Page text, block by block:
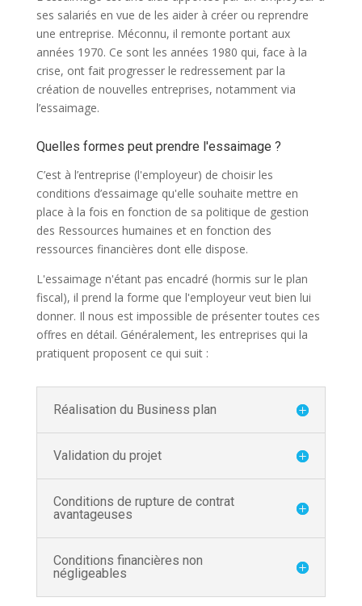
ses salariés en vue de les aider à créer ou reprendre
une entreprise. Méconnu, il remonte portant aux
années 1970. Ce sont les années 1980 qui, face à la
crise, ont fait progresser le redressement par la
création de nouvelles entreprises, notamment via
l’essaimage.
Quelles formes peut prendre l'essaimage ?
C’est à l’entreprise (l'employeur) de choisir les
conditions d’essaimage qu'elle souhaite mettre en
place à la fois en fonction de sa politique de gestion
des Ressources humaines et en fonction des
ressources financières dont elle dispose.
L'essaimage n'étant pas encadré (hormis sur le plan
fiscal), il prend la forme que l'employeur veut bien lui
donner. Il nous est impossible de présenter toutes ces
offres en détail. Généralement, les entreprises qui la
pratiquent proposent ce qui suit :
Réalisation du Business plan
Validation du projet
Conditions de rupture de contrat
avantageuses
Conditions financières non
négligeables